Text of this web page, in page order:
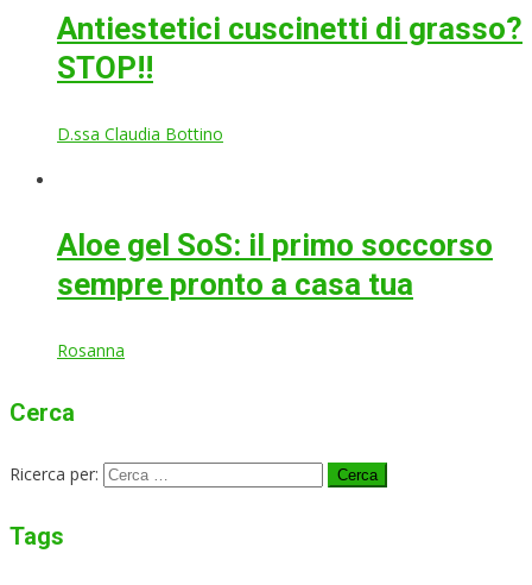
Antiestetici cuscinetti di grasso?
STOP!!
D.ssa Claudia Bottino
Aloe gel SoS: il primo soccorso
sempre pronto a casa tua
Rosanna
Cerca
Ricerca per:
Tags